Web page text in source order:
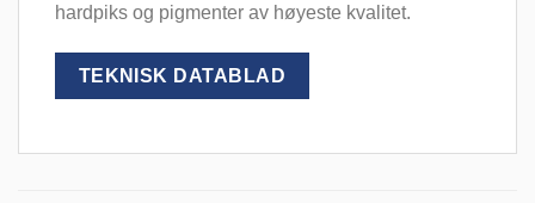
hardpiks og pigmenter av høyeste kvalitet.
TEKNISK DATABLAD